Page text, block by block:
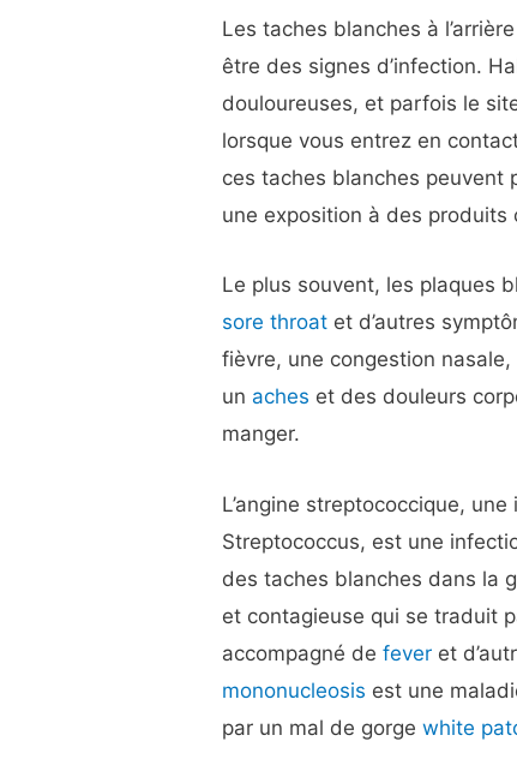
Les taches blanches à
être des signes d’infection.
douloureuses, et parfois le
lorsque vous entrez en
ces taches blanches peuvent
une exposition à des produits
Le plus souvent, les plaques
sore throat et d’autres
fièvre, une congestion
un aches et des douleurs
manger.
L’angine streptococcique,
Streptococcus, est une
des taches blanches dans la
et contagieuse qui se traduit
accompagné defever et
mononucleosis est une
par un mal de gorgewhite